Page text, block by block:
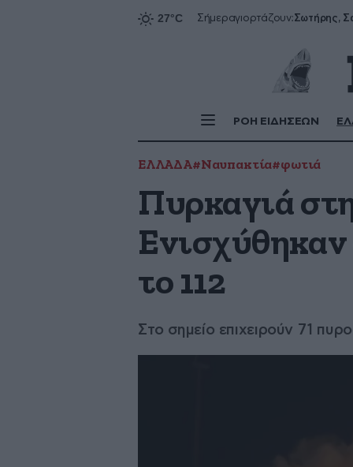
Σήμεραγιορτάζουν:
ΡΟΗ ΕΙΔΗΣΕΩΝ
ΕΛΛΑΔΑ#Ναυπακτία#φωτιά
Πυρκαγιά
Ενισχύθηκαν
το 112
Στο σημείο επιχειρούν 71